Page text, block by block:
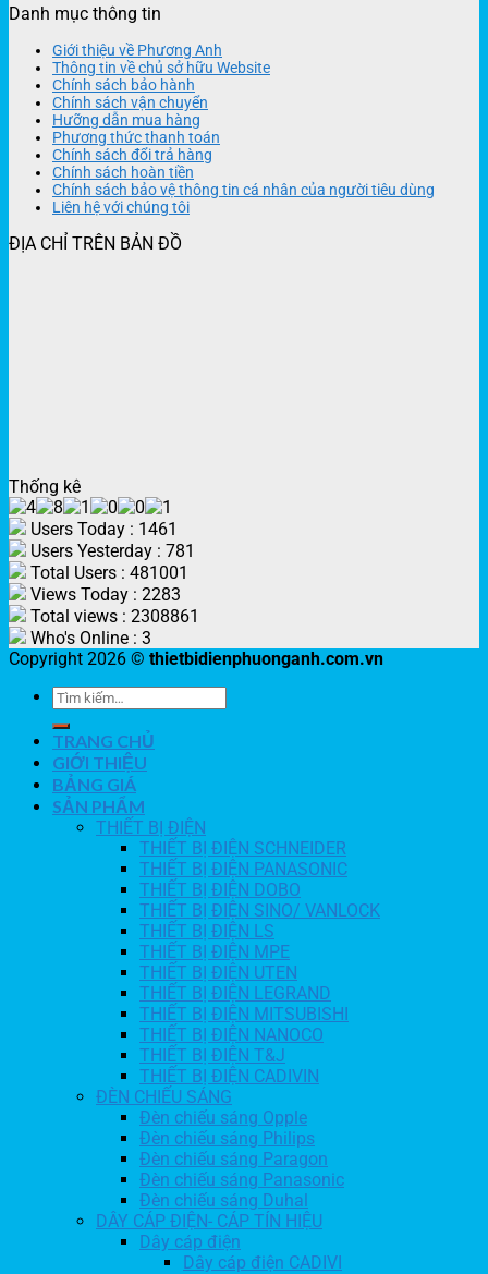
Danh mục thông tin
Giới thiệu về Phương Anh
Thông tin về chủ sở hữu Website
Chính sách bảo hành
Chính sách vận chuyển
Hưỡng dẫn mua hàng
Phương thức thanh toán
Chính sách đổi trả hàng
Chính sách hoàn tiền
Chính sách bảo vệ thông tin cá nhân của người tiêu dùng
Liên hệ với chúng tôi
ĐỊA CHỈ TRÊN BẢN ĐỒ
Thống kê
Users Today : 1461
Users Yesterday : 781
Total Users : 481001
Views Today : 2283
Total views : 2308861
Who's Online : 3
Copyright 2026 © thietbidienphuonganh.com.vn
TRANG CHỦ
GIỚI THIỆU
BẢNG GIÁ
SẢN PHẨM
THIẾT BỊ ĐIỆN
THIẾT BỊ ĐIỆN SCHNEIDER
THIẾT BỊ ĐIỆN PANASONIC
THIẾT BỊ ĐIỆN DOBO
THIẾT BỊ ĐIỆN SINO/ VANLOCK
THIẾT BỊ ĐIỆN LS
THIẾT BỊ ĐIỆN MPE
THIẾT BỊ ĐIỆN UTEN
THIẾT BỊ ĐIỆN LEGRAND
THIẾT BỊ ĐIỆN MITSUBISHI
THIẾT BỊ ĐIỆN NANOCO
THIẾT BỊ ĐIỆN T&J
THIẾT BỊ ĐIỆN CADIVIN
ĐÈN CHIẾU SÁNG
Đèn chiếu sáng Opple
Đèn chiếu sáng Philips
Đèn chiếu sáng Paragon
Đèn chiếu sáng Panasonic
Đèn chiếu sáng Duhal
DÂY CÁP ĐIỆN- CÁP TÍN HIỆU
Dây cáp điện
Dây cáp điện CADIVI